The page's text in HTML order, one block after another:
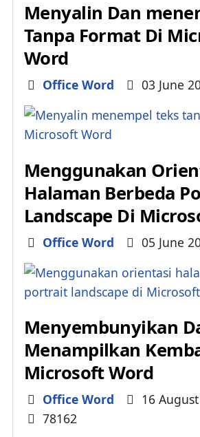
Menyalin Dan
Tanpa Format Di
Word
Details
Office Word 03 June
Menggunakan
Halaman Berbeda
Landscape Di
Details
Office Word 05 June
Menyembunyikan
Menampilkan
Microsoft Word
Details
Office Word
16
78162